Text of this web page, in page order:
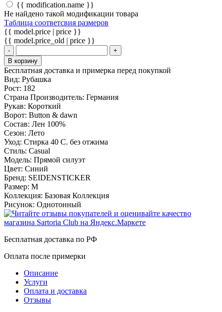
{{ modification.name }}
Не найдено такой модификации товара
Таблица соответсвия размеров
{{ model.price | price }}
{{ model.price_old | price }}
-
+
В корзину
Бесплатная доставка и примерка перед покупкой
Вид: Рубашка
Рост: 182
Страна Производитель: Германия
Рукав: Короткий
Ворот: Button & dawn
Состав: Лен 100%
Сезон: Лето
Уход: Стирка 40 С. без отжима
Стиль: Casual
Модель: Прямой силуэт
Цвет: Синий
Бренд: SEIDENSTICKER
Размер: M
Коллекция: Базовая Коллекция
Рисунок: Однотонный
Бесплатная доставка по РФ
Оплата после примерки
Описание
Услуги
Оплата и доставка
Отзывы